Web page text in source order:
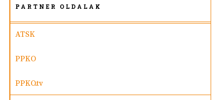
PARTNER OLDALAK
ATSK
PPKO
PPKO.tv